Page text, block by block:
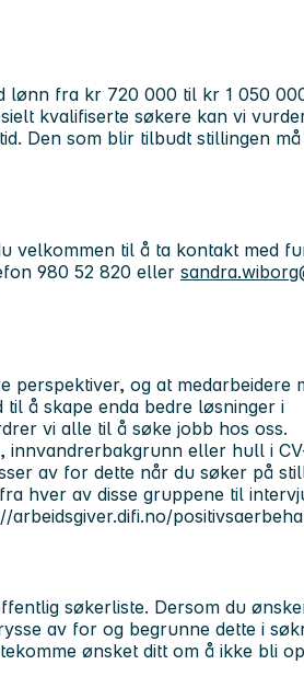
lønn fra kr 720 000 til kr 1 050
kvalifiserte søkere kan vi
Den som blir tilbudt stillingen
velkommen til å ta kontakt med
980 52 820 eller
og at medarbeidere
å skape enda bedre løsninger i
vi alle til å søke jobb hos oss.
innvandrerbakgrunn eller hull i
av for dette når du søker på
hver av disse gruppene til
søkerliste. Dersom du
av for og begrunne dette i
ønsket ditt om å ikke bli